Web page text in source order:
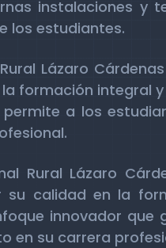
instalaciones y
los estudiantes.
Lázaro
formación integral
a los
Rural Lázaro
su calidad en la
innovador
en su carrera